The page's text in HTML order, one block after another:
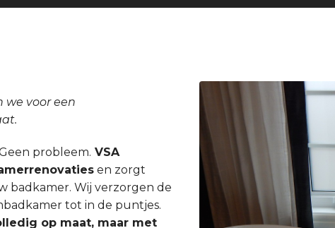
we voor een
probleem. VSA
en zorgt
badkamer. Wij verzorgen de
tot in de puntjes.
op maat, maar met